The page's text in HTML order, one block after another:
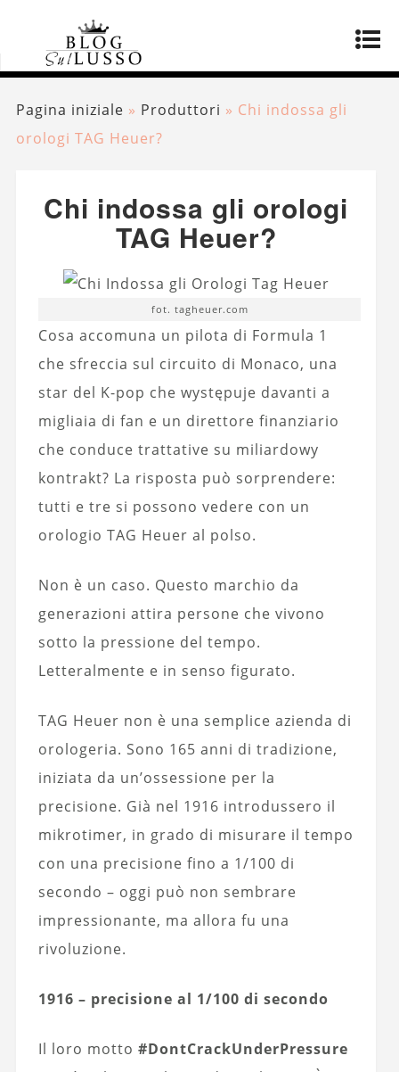
Pagina iniziale » Produttori » Chi indossa gli
orologi TAG Heuer?
Chi indossa gli orologi
TAG Heuer?
fot. tagheuer.com
Cosa accomuna un pilota di Formula 1
che sfreccia sul circuito di Monaco, una
star del K-pop che występuje davanti a
migliaia di fan e un direttore finanziario
che conduce trattative su miliardowy
kontrakt? La risposta può sorprendere:
tutti e tre si possono vedere con un
orologio TAG Heuer al polso.
Non è un caso. Questo marchio da
generazioni attira persone che vivono
sotto la pressione del tempo.
Letteralmente e in senso figurato.
TAG Heuer non è una semplice azienda di
orologeria. Sono 165 anni di tradizione,
iniziata da un’ossessione per la
precisione. Già nel 1916 introdussero il
mikrotimer, in grado di misurare il tempo
con una precisione fino a 1/100 di
secondo – oggi può non sembrare
impressionante, ma allora fu una
rivoluzione.
1916 – precisione al 1/100 di secondo
Il loro motto #DontCrackUnderPressure